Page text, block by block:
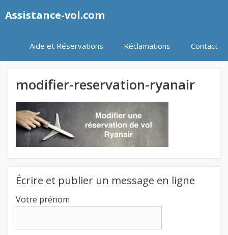
auAssistance-vol.com
Aide et Réservations Réclamations Contact
modifier-reservation-ryanair
Écrire et publier un message en ligne
Votre prénom